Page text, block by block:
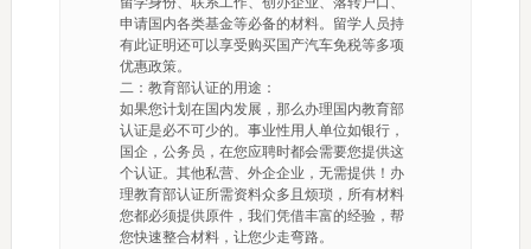
申请国内各类基金等必备的材料。留学人员持
有此证明还可以享受购买国产汽车免税等多项
优惠政策。
二：教育部认证的用途：
如果您计划在国内发展，那么办理国内教育部
认证是必不可少的。事业性用人单位如银行，
国企，公务员，在您应聘时都会需要您提供这
个认证。其他私营、外企企业，无需提供！办
理教育部认证所需资料众多且烦琐，所有材料
您都必须提供原件，我们凭借丰富的经验，帮
您快速整合材料，让您少走弯路。